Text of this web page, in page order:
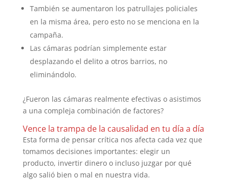
También se aumentaron los patrullajes policiales
en la misma área, pero esto no se menciona en la
campaña.
Las cámaras podrían simplemente estar
desplazando el delito a otros barrios, no
eliminándolo.
¿Fueron las cámaras realmente efectivas o asistimos
a una compleja combinación de factores?
Vence la trampa de la causalidad en tu día a día
Esta forma de pensar crítica nos afecta cada vez que
tomamos decisiones importantes: elegir un
producto, invertir dinero o incluso juzgar por qué
algo salió bien o mal en nuestra vida.